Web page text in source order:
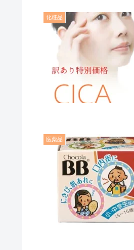
化粧品
医薬品